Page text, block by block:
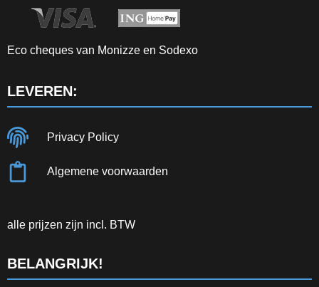
Eco cheques van Monizze en Sodexo
LEVEREN:
Privacy Policy
Algemene voorwaarden
alle prijzen zijn incl. BTW
BELANGRIJK!